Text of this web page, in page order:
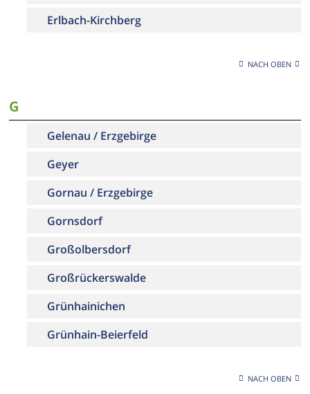
Erlbach-Kirchberg
NACH OBEN
G
Gelenau / Erzgebirge
Geyer
Gornau / Erzgebirge
Gornsdorf
Großolbersdorf
Großrückerswalde
Grünhainichen
Grünhain-Beierfeld
NACH OBEN